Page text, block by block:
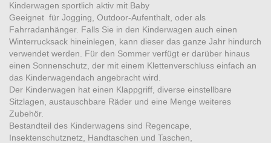
Kinderwagen sportlich aktiv mit Baby
Geeignet für Jogging, Outdoor-Aufenthalt, oder als
Fahrradanhänger. Falls Sie in den Kinderwagen auch einen
Winterrucksack hineinlegen, kann dieser das ganze Jahr hindurch
verwendet werden. Für den Sommer verfügt er darüber hinaus
einen Sonnenschutz, der mit einem Klettenverschluss einfach an
das Kinderwagendach angebracht wird.
Der Kinderwagen hat einen Klappgriff, diverse einstellbare
Sitzlagen, austauschbare Räder und eine Menge weiteres
Zubehör.
Bestandteil des Kinderwagens sind Regencape,
Insektenschutznetz, Handtaschen und Taschen,